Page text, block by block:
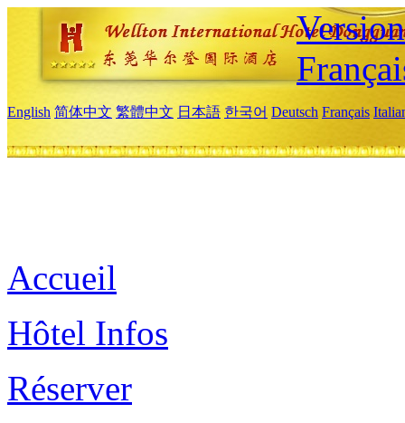
English 简体中文 繁體中文 日本語 한국어 Deutsch Français
Accueil
Hôtel Infos
Réserver